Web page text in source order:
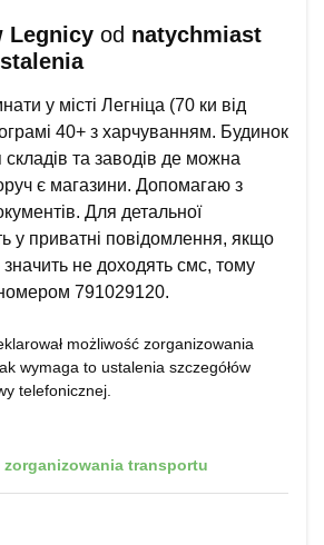
Legnicy od natychmiast
у місті Легніца (70 ки від
40+ з харчуванням. Будинок
складів та заводів де можна
є магазини. Допомагаю з
Для детальної
у приватні повідомлення, якщо
значить не доходять смс, тому
791029120.
możliwość zorganizowania
wymaga to ustalenia szczegółów
telefonicznej.
zorganizowania transportu